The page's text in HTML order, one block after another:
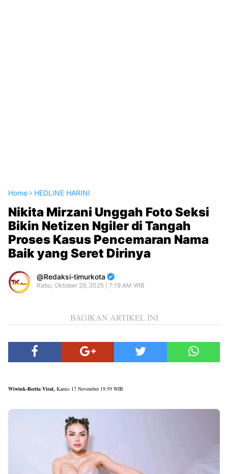
Home HEDLINE HARINI
Nikita Mirzani Unggah Foto Seksi
Bikin Netizen Ngiler di Tangah
Proses Kasus Pencemaran Nama
Baik yang Seret Dirinya
Redaksi-timurkota
Rabu, Oktober 29, 2025 | 7:19 AM WIB
BAGIKAN ARTIKEL INI
Wiwink-Berita Viral, Kamis 17 November 19:59 WIB